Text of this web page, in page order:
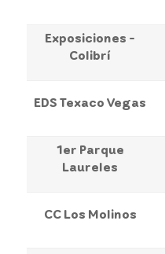
Exposiciones -
Colibrí
EDS Texaco Vegas
1er Parque
Laureles
CC Los Molinos